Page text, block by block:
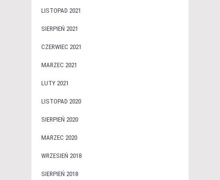
LISTOPAD 2021
SIERPIEŃ 2021
CZERWIEC 2021
MARZEC 2021
LUTY 2021
LISTOPAD 2020
SIERPIEŃ 2020
MARZEC 2020
WRZESIEŃ 2018
SIERPIEŃ 2018